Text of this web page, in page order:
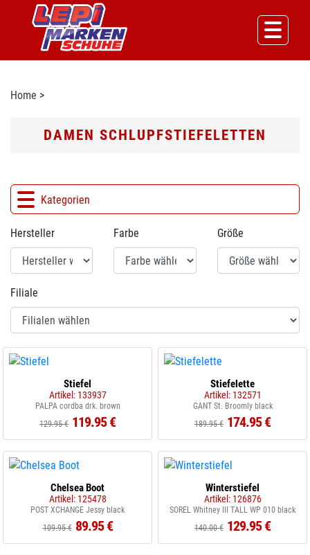
Home >
DAMEN SCHLUPFSTIEFELETTEN
Kategorien
Hersteller Farbe Größe
Filiale
Stiefel
Artikel: 133937
PALPA cordba drk. brown
129.95 € 119.95 €
Stiefelette
Artikel: 132571
GANT St. Broomly black
189.95 € 174.95 €
Chelsea Boot
Artikel: 125478
POST XCHANGE Jessy black
109.95 € 89.95 €
Winterstiefel
Artikel: 126876
SOREL Whitney III TALL WP 010 black
140.00 € 129.95 €